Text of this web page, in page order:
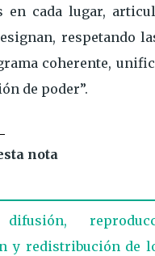
en cada lugar,
respetando
coherente,
de poder”.
nota
y redistribución de